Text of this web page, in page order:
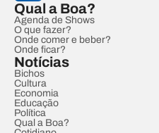
Qual a Boa?
Agenda de Shows
O que fazer?
Onde comer e beber?
Onde ficar?
Notícias
Bichos
Cultura
Economia
Educação
Política
Qual a Boa?